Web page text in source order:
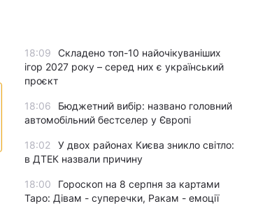
18:09
Складено топ-10 найочікуваніших
ігор 2027 року – серед них є український
проєкт
18:06
Бюджетний вибір: названо головний
автомобільний бестселер у Європі
18:02
У двох районах Києва зникло світло:
в ДТЕК назвали причину
18:00
Гороскоп на 8 серпня за картами
Таро: Дівам - суперечки, Ракам - емоції